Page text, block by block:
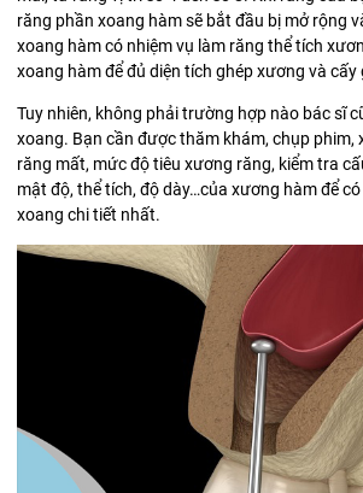
răng phần xoang hàm sẽ bắt đầu bị mở rộng
xoang hàm có nhiệm vụ làm răng thể tích
xoang hàm để đủ diện tích ghép xương và cấy
Tuy nhiên, không phải trường hợp nào bác sĩ
xoang. Bạn cần được thăm khám, chụp phim,
răng mất, mức độ tiêu xương răng, kiểm tra
mật độ, thể tích, độ dày…của xương hàm để
xoang chi tiết nhất.